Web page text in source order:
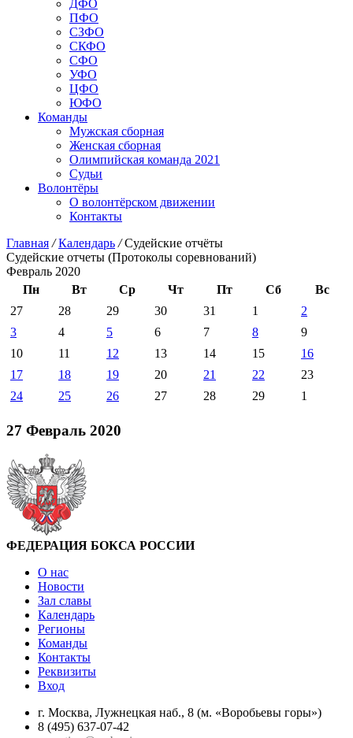
ДФО
ПФО
СЗФО
СКФО
СФО
УФО
ЦФО
ЮФО
Команды
Мужская сборная
Женская сборная
Олимпийская команда 2021
Судьи
Волонтёры
О волонтёрском движении
Контакты
Главная / Календарь /Судейские отчёты
Судейские отчеты (Протоколы соревнований)
Февраль 2020
Пн
Вт Ср Чт Пт Сб
Вс
27
28 29 30 31 1
2
3
4 5 6 7 8
9
10
11 12 13 14 15
16
17
18 19 20 21 22
23
24
25 26 27 28 29 1
27 Февраль 2020
ФЕДЕРАЦИЯ БОКСА РОССИИ
О нас
Новости
Зал славы
Календарь
Регионы
Команды
Контакты
Реквизиты
Вход
г. Москва, Лужнецкая наб., 8 (м. «Воробьевы горы»)
8 (495) 637-07-42